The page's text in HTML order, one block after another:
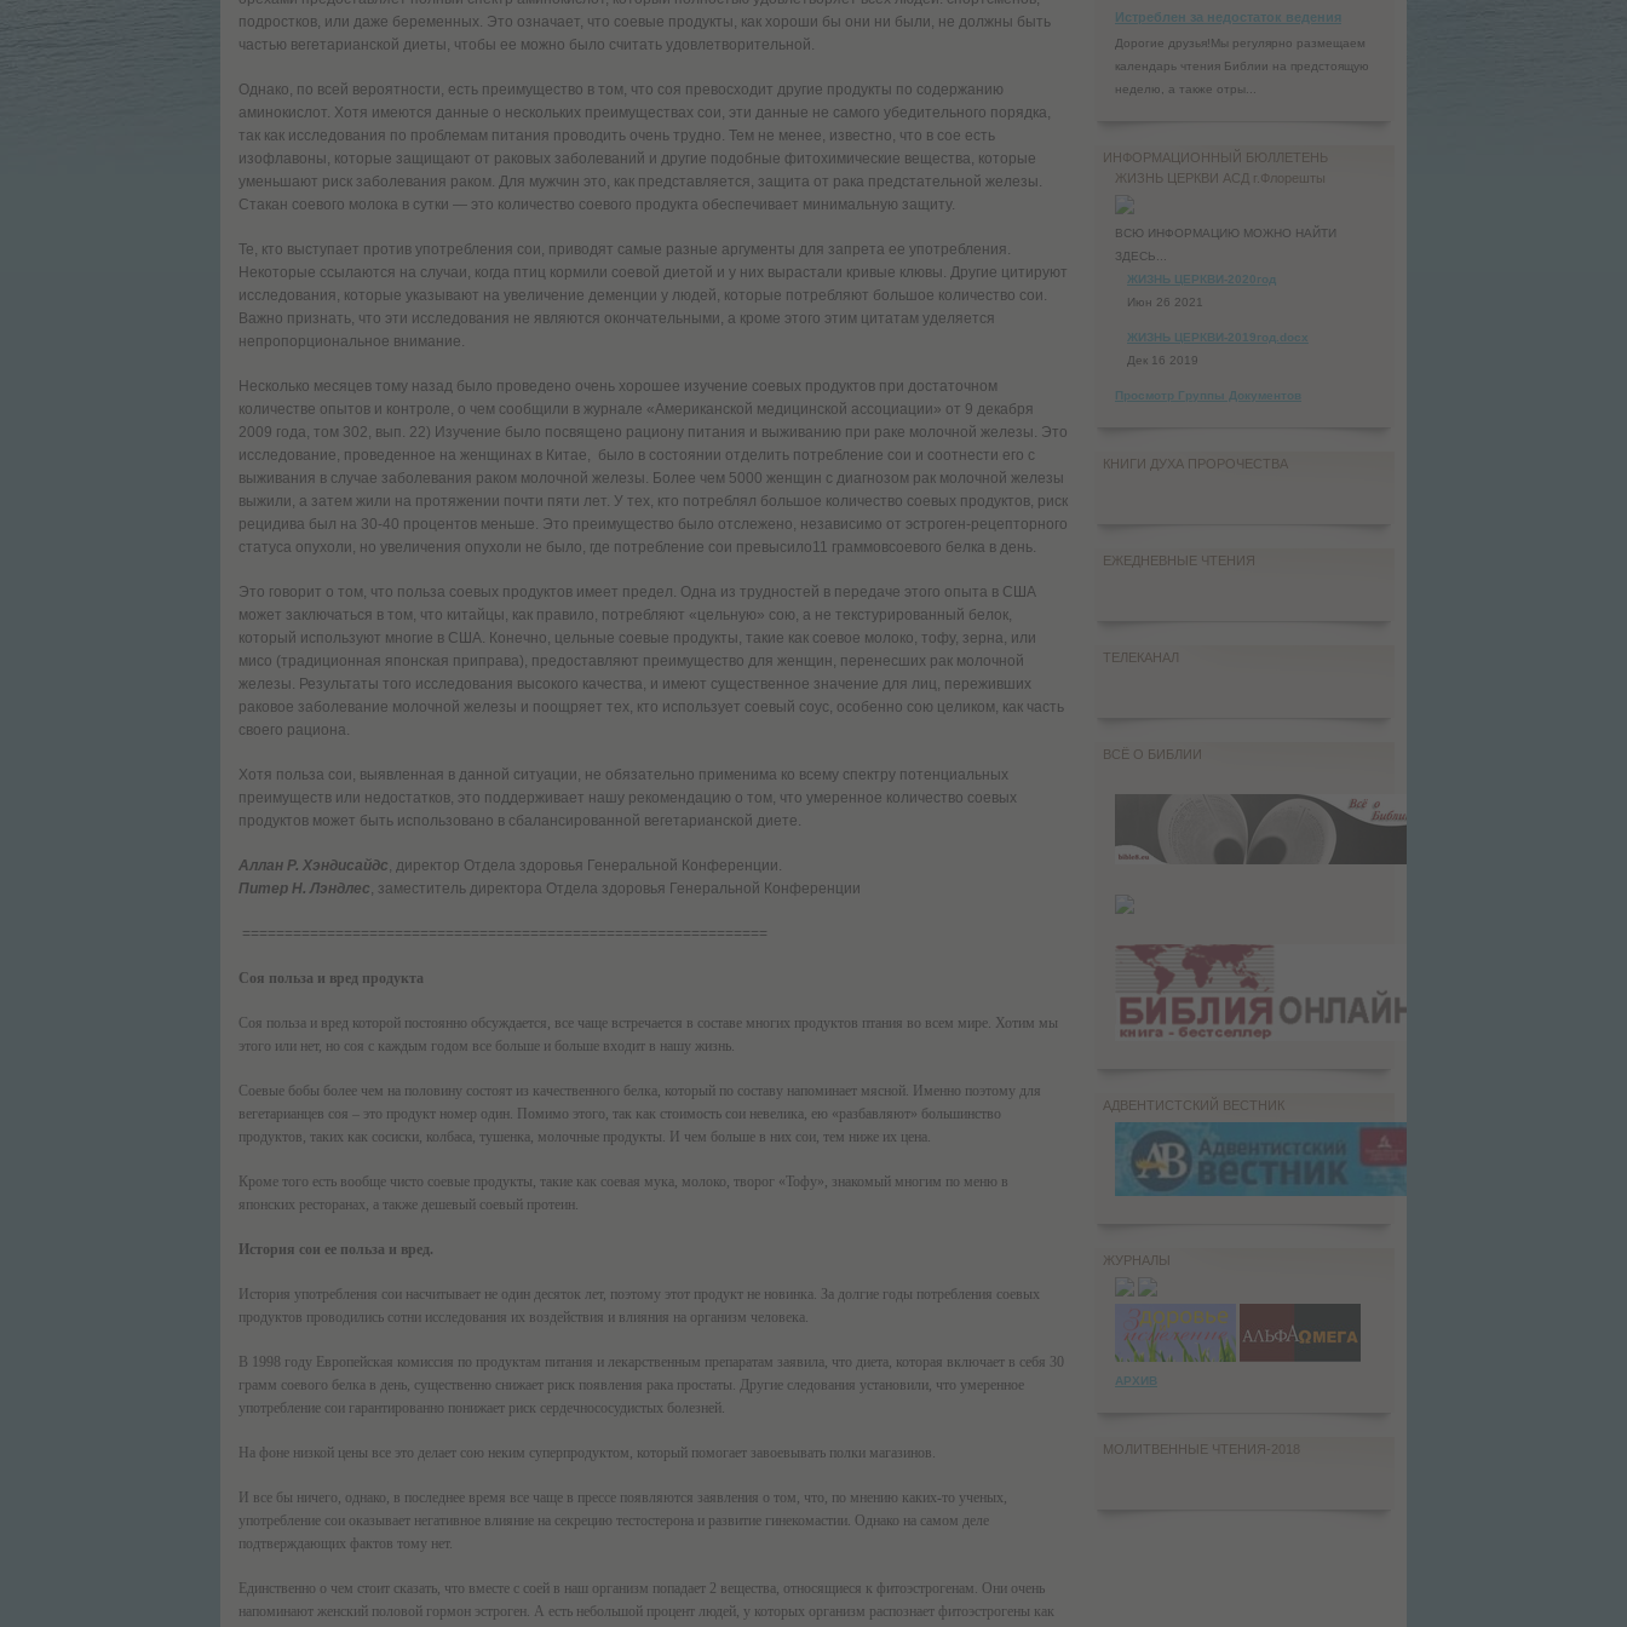
подростков, или даже беременных. Это означает, что соевые продукты, как хороши бы они ни были, не должны быть
частью вегетарианской диеты, чтобы ее можно было считать удовлетворительной.
Однако, по всей вероятности, есть преимущество в том, что соя превосходит другие продукты по содержанию
аминокислот. Хотя имеются данные о нескольких преимуществах сои, эти данные не самого убедительного порядка,
так как исследования по проблемам питания проводить очень трудно. Тем не менее, известно, что в сое есть
изофлавоны, которые защищают от раковых заболеваний и другие подобные фитохимические вещества, которые
уменьшают риск заболевания раком. Для мужчин это, как представляется, защита от рака предстательной железы.
Стакан соевого молока в сутки — это количество соевого продукта обеспечивает минимальную защиту.
Те, кто выступает против употребления сои, приводят самые разные аргументы для запрета ее употребления.
Некоторые ссылаются на случаи, когда птиц кормили соевой диетой и у них вырастали кривые клювы. Другие цитируют
исследования, которые указывают на увеличение деменции у людей, которые потребляют большое количество сои.
Важно признать, что эти исследования не являются окончательными, а кроме этого этим цитатам уделяется
непропорциональное внимание.
Несколько месяцев тому назад было проведено очень хорошее изучение соевых продуктов при достаточном
количестве опытов и контроле, о чем сообщили в журнале «Американской медицинской ассоциации» от 9 декабря
2009 года, том 302, вып. 22) Изучение было посвящено рациону питания и выживанию при раке молочной железы. Это
исследование, проведенное на женщинах в Китае, было в состоянии отделить потребление сои и соотнести его с
выживания в случае заболевания раком молочной железы. Более чем 5000 женщин с диагнозом рак молочной железы
выжили, а затем жили на протяжении почти пяти лет. У тех, кто потреблял большое количество соевых продуктов, риск
рецидива был на 30-40 процентов меньше. Это преимущество было отслежено, независимо от эстроген-рецепторного
статуса опухоли, но увеличения опухоли не было, где потребление сои превысило11 граммовсоевого белка в день.
Это говорит о том, что польза соевых продуктов имеет предел. Одна из трудностей в передаче этого опыта в США
может заключаться в том, что китайцы, как правило, потребляют «цельную» сою, а не текстурированный белок,
который используют многие в США. Конечно, цельные соевые продукты, такие как соевое молоко, тофу, зерна, или
мисо (традиционная японская приправа), предоставляют преимущество для женщин, перенесших рак молочной
железы. Результаты того исследования высокого качества, и имеют существенное значение для лиц, переживших
раковое заболевание молочной железы и поощряет тех, кто использует соевый соус, особенно сою целиком, как часть
своего рациона.
Хотя польза сои, выявленная в данной ситуации, не обязательно применима ко всему спектру потенциальных
преимуществ или недостатков, это поддерживает нашу рекомендацию о том, что умеренное количество соевых
продуктов может быть использовано в сбалансированной вегетарианской диете.
Аллан Р. Хэндисайдс, директор Отдела здоровья Генеральной Конференции.
Питер Н. Лэндлес, заместитель директора Отдела здоровья Генеральной Конференции
==============================================================
Соя польза и вред продукта
Соя польза и вред которой постоянно обсуждается, все чаще встречается в составе многих продуктов птания во всем мире. Хотим мы
этого или нет, но соя с каждым годом все больше и больше входит в нашу жизнь.
Соевые бобы более чем на половину состоят из качественного белка, который по составу напоминает мясной. Именно поэтому для
вегетарианцев соя – это продукт номер один. Помимо этого, так как стоимость сои невелика, ею «разбавляют» большинство
продуктов, таких как сосиски, колбаса, тушенка, молочные продукты. И чем больше в них сои, тем ниже их цена.
Кроме того есть вообще чисто соевые продукты, такие как соевая мука, молоко, творог «Тофу», знакомый многим по меню в
японских ресторанах, а также дешевый соевый протеин.
История сои ее польза и вред.
История употребления сои насчитывает не один десяток лет, поэтому этот продукт не новинка. За долгие годы потребления соевых
продуктов проводились сотни исследования их воздействия и влияния на организм человека.
В 1998 году Европейская комиссия по продуктам питания и лекарственным препаратам заявила, что диета, которая включает в себя 30
грамм соевого белка в день, существенно снижает риск появления рака простаты. Другие следования установили, что умеренное
употребление сои гарантированно понижает риск сердечнососудистых болезней.
На фоне низкой цены все это делает сою неким суперпродуктом, который помогает завоевывать полки магазинов.
И все бы ничего, однако, в последнее время все чаще в прессе появляются заявления о том, что, по мнению каких-то ученых,
употребление сои оказывает негативное влияние на секрецию тестостерона и развитие гинекомастии. Однако на самом деле
подтверждающих фактов тому нет.
Единственно о чем стоит сказать, что вместе с соей в наш организм попадает 2 вещества, относящиеся к фитоэстрогенам. Они очень
напоминают женский половой гормон эстроген. А есть небольшой процент людей, у которых организм распознает фитоэстрогены как
Истреблен за недостаток ведения
Дорогие друзья!Мы регулярно размещаем
календарь чтения Библии на предстоящую
неделю, а также отры...
ИНФОРМАЦИОННЫЙ БЮЛЛЕТЕНЬ
ЖИЗНЬ ЦЕРКВИ АСД г.Флорешты
ВСЮ ИНФОРМАЦИЮ МОЖНО НАЙТИ
ЗДЕСЬ...
ЖИЗНЬ ЦЕРКВИ-2020год
Июн 26 2021
ЖИЗНЬ ЦЕРКВИ-2019год.docx
Дек 16 2019
Просмотр Группы Документов
КНИГИ ДУХА ПРОРОЧЕСТВА
ЕЖЕДНЕВНЫЕ ЧТЕНИЯ
ТЕЛЕКАНАЛ
ВСЁ О БИБЛИИ
АДВЕНТИСТСКИЙ ВЕСТНИК
ЖУРНАЛЫ
АРХИВ
МОЛИТВЕННЫЕ ЧТЕНИЯ-2018